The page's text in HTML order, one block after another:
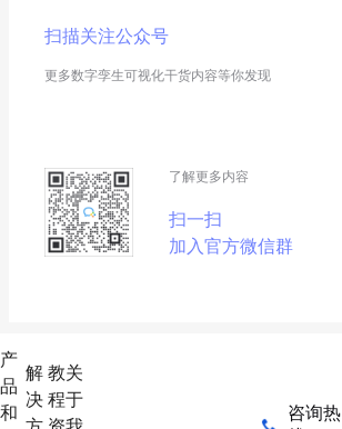
扫描关注公众号
更多数字孪生可视化干货内容等你发现
了解更多内容
扫一扫
加入官方微信群
产
品
和
解
决
教
程
关
于
咨询热